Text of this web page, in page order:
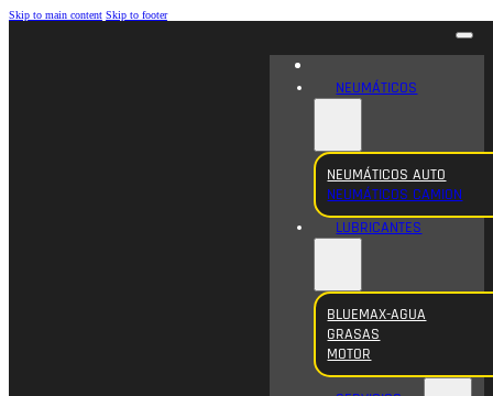
Skip to main content Skip to footer
NEUMÁTICOS
NEUMÁTICOS AUTO
NEUMÁTICOS CAMION
LUBRICANTES
BLUEMAX-AGUA
GRASAS
MOTOR